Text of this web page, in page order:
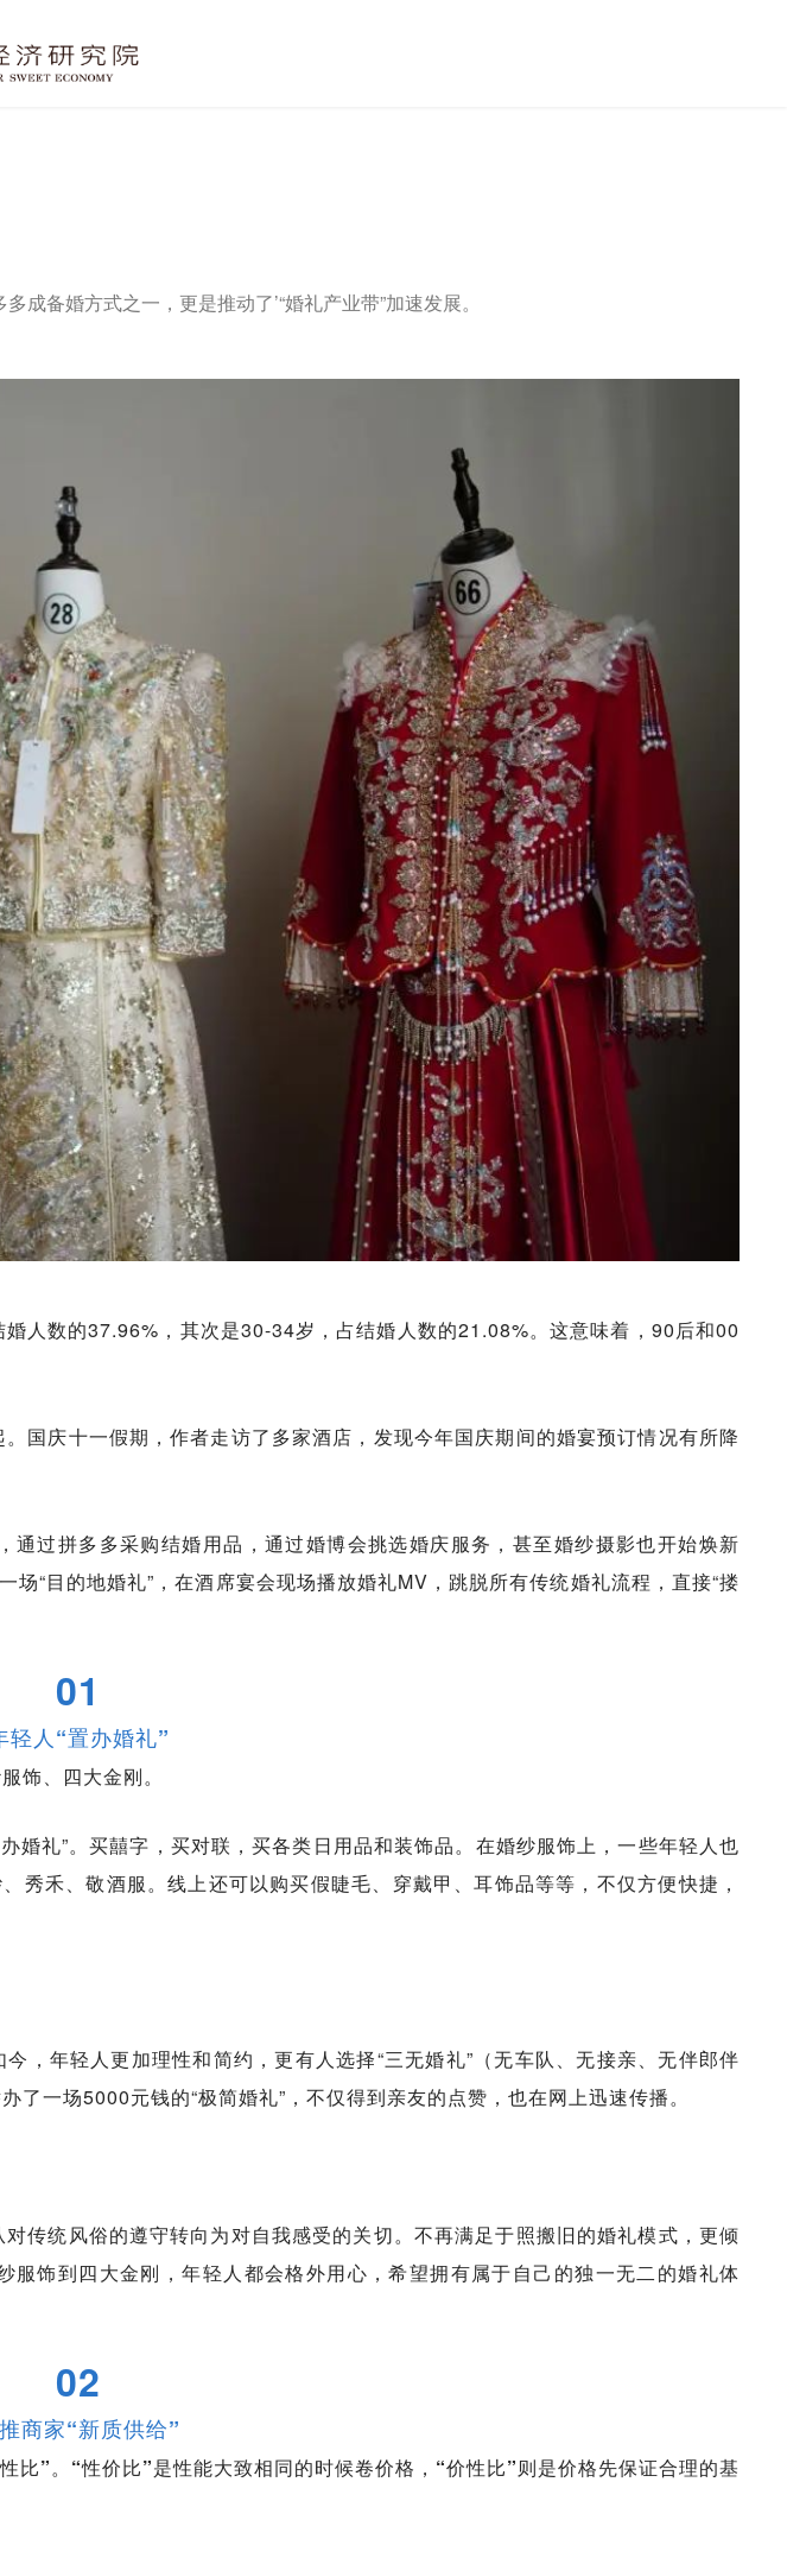
备婚方式之一，更是推动了’“婚礼产业带”加速发展。
人数的37.96%，其次是30-34岁，占结婚人数的21.08%。这意味着，90后和00
国庆十一假期，作者走访了多家酒店，发现今年国庆期间的婚宴预订情况有所降
过拼多多采购结婚用品，通过婚博会挑选婚庆服务，甚至婚纱摄影也开始焕新
“目的地婚礼”，在酒席宴会现场播放婚礼MV，跳脱所有传统婚礼流程，直接“搂
01
轻人“置办婚礼”
饰、四大金刚。
婚礼”。买囍字，买对联，买各类日用品和装饰品。在婚纱服饰上，一些年轻人也
秀禾、敬酒服。线上还可以购买假睫毛、穿戴甲、耳饰品等等，不仅方便快捷，
，年轻人更加理性和简约，更有人选择“三无婚礼”（无车队、无接亲、无伴郎伴
一场5000元钱的“极简婚礼”，不仅得到亲友的点赞，也在网上迅速传播。
传统风俗的遵守转向为对自我感受的关切。不再满足于照搬旧的婚礼模式，更倾
饰到四大金刚，年轻人都会格外用心，希望拥有属于自己的独一无二的婚礼体
02
商家“新质供给”
比”。“性价比”是性能大致相同的时候卷价格，“价性比”则是价格先保证合理的基